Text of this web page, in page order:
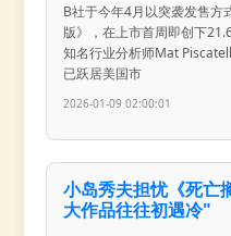
B社于今年4月以突袭发售方
版》，在上市首周即创下
知名行业分析师Mat
已跃居美国市
2026-01-09 02:00:01
小岛秀夫担忧《死亡
大作品往往初遇冷"